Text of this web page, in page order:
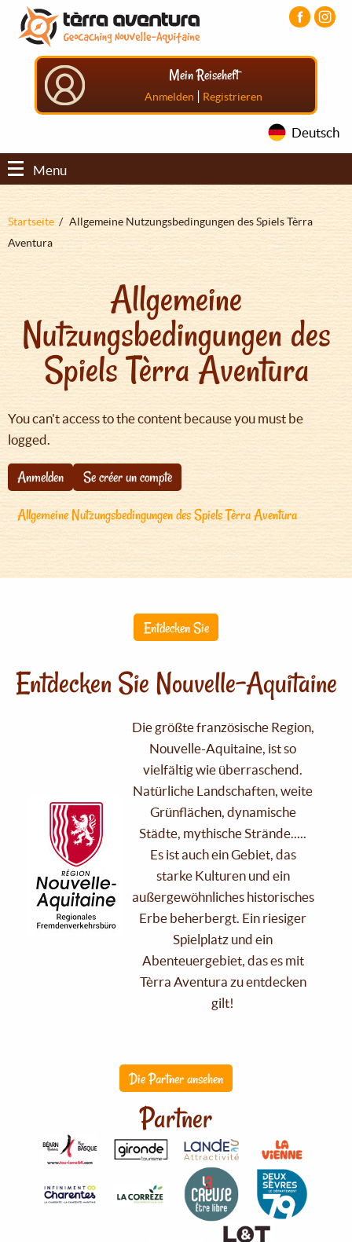
Direkt
zum
Inhalt
Aller
menu
principal
Aller
pied
Mein Reiseheft
Anmelden | Registrieren
Deutsch
Menu
Pfadnavigation
Startseite
Allgemeine Nutzungsbedingungen des Spiels Tèrra
Aventura
Allgemeine
Nutzungsbedingungen des
Spiels Tèrra Aventura
You can't access to the content because you must be
logged.
Anmelden
Se créer un compte
Allgemeine Nutzungsbedingungen des Spiels Tèrra Aventura
Entdecken Sie
Entdecken Sie Nouvelle-Aquitaine
Die größte französische Region,
Nouvelle-Aquitaine, ist so
vielfältig wie überraschend.
Natürliche Landschaften, weite
Grünflächen, dynamische
Städte, mythische Strände.....
Es ist auch ein Gebiet, das
starke Kulturen und ein
außergewöhnliches historisches
Erbe beherbergt. Ein riesiger
Spielplatz und ein
Abenteuergebiet, das es mit
Tèrra Aventura zu entdecken
gilt!
Die Partner ansehen
Partner